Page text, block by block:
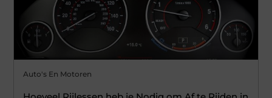
Auto's En Motoren